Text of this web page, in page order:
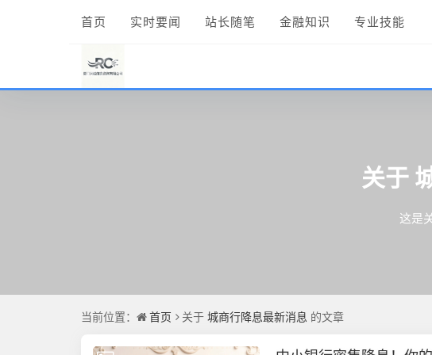
首页 实时要闻 站长随笔 金融知识 专业技能
关于
这是
当前位置： 首页 关于 城商行降息最新消息 的文章